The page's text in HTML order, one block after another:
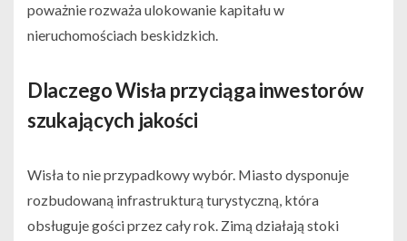
poważnie rozważa ulokowanie kapitału w
nieruchomościach beskidzkich.
Dlaczego Wisła przyciąga inwestorów
szukających jakości
Wisła to nie przypadkowy wybór. Miasto dysponuje
rozbudowaną infrastrukturą turystyczną, która
obsługuje gości przez cały rok. Zimą działają stoki